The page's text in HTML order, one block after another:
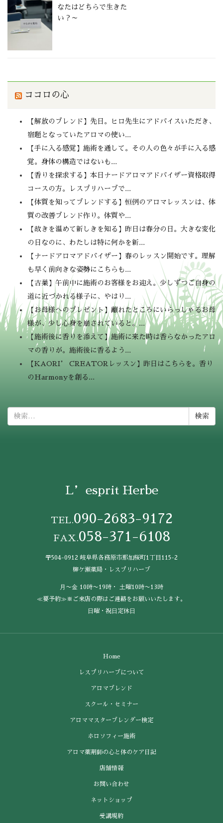
なたはどちらで生きた
い？～
ココロの心
【解放のブレンド】先日。ヒロ先生にアドバイスいただき、
宿題となっていたアロマの使い...
【手に入る感覚】施術を通して。その人の色々が手に入る感
覚。身体の構造ではないも...
【香りを探求する】本日ナードアロマアドバイザー資格取得
コースの方。レスプリハーブで...
【体質を知ってブレンドする】恒例のアロマレッスンは、体
質の改善ブレンド作り。体質や...
【故きを温めて新しきを知る】昨日は春分の日。大きな変化
の日なのに、わたしは特に何かを新...
【ナードアロマアドバイザー】春のレッスン開始です。理解
も早く前向きな姿勢にこちらも...
【古巣】午前中に施術のお客様をお迎え。少しずつご自身の
道に近づかれる様子に、やはり...
【お母様へのプレゼント】離れたところにいらっしゃるお母
様が、少し心身を崩されていると。...
【施術後に香りを添えて】施術に来た時は香らなかったアロ
マの香りが。施術後に香るよう...
【KAORI’ CREATORレッスン】昨日はこちらを。香り
のHarmonyを創る...
索:
L’esprit Herbe
TEL.090-2683-9172
FAX.058-371-6108
〒504-0912 岐阜県各務原市那加桜町1丁目115-2
柳ケ瀬薬局・レスプリハーブ
⽉〜⾦ 10時〜19時・ ⼟曜10時〜13時
≪要予約≫※ご来店の際はご連絡をお願いいたします。
⽇曜・祝⽇定休⽇
Home
レスプリハーブについて
アロマブレンド
スクール・セミナー
アロママスターブレンダー検定
ホロソフィー施術
アロマ薬剤師の心と体のケア日記
店舗情報
お問い合わせ
ネットショップ
受講規約